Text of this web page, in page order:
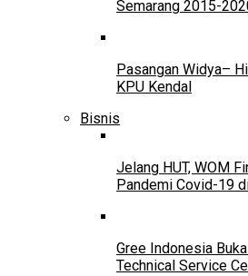
Semarang 2015-
Pasangan Widya–
KPU Kendal
Bisnis
Jelang HUT, WOM
Pandemi Covid-19
Gree Indonesia
Technical Service